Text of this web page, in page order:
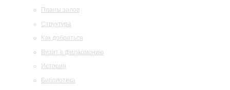
Планы залов
Структура
Как добраться
Визит в филармонию
История
Библиотека